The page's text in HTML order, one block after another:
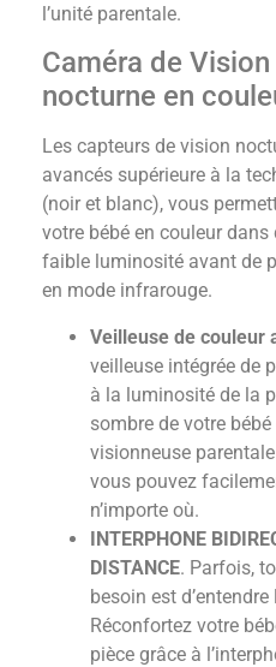
l’unité parentale.
Caméra de Vision
nocturne en
Les capteurs de vision
avancés supérieure à la
(noir et blanc), vous
votre bébé en couleur
faible luminosité avant de
en mode infrarouge.
Veilleuse de couleur
veilleuse intégrée de
à la luminosité de la
sombre de votre
visionneuse
vous pouvez
n’importe où.
INTERPHONE
DISTANCE. Parfois,
besoin est
Réconfortez votre
pièce grâce à